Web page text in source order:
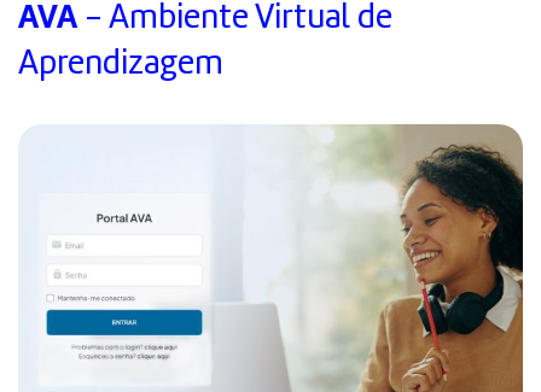
AVA - Ambiente Virtual de
Aprendizagem